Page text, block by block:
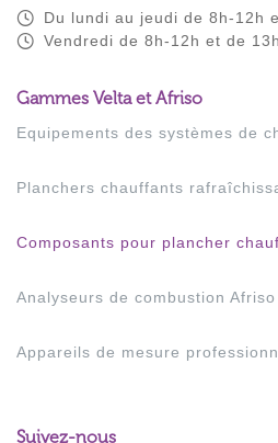
Du lundi au jeudi de 8h-12h
Vendredi de 8h-12h et de
Gammes Velta et Afriso
Equipements des systèmes de
Planchers chauffants
Composants pour plancher
Analyseurs de combustion Afriso
Appareils de mesure
Suivez-nous